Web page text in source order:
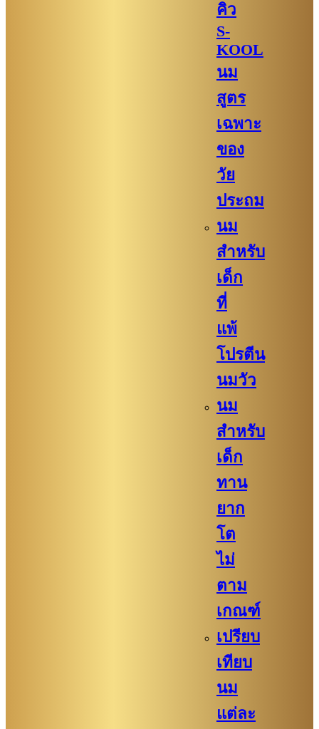
คิว
S-
KOOL
นม
สูตร
เฉพาะ
ของ
วัย
ประถม
นม
สำหรับ
เด็ก
ที่
แพ้
โปรตีน
นมวัว
นม
สำหรับ
เด็ก
ทาน
ยาก
โต
ไม่
ตาม
เกณฑ์
เปรียบ
เทียบ
นม
แต่ละ